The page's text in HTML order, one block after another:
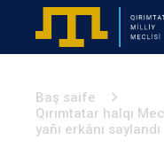
Baş saife
Qırımtatar halqı
yañı erkânı saylandı